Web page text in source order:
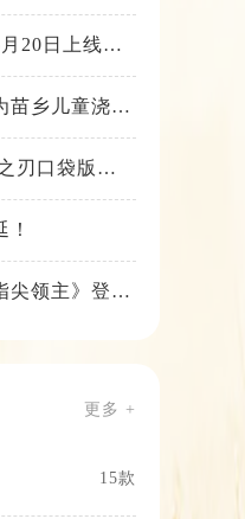
20日上线，
苗乡儿童浇筑
刃口袋版》
尖领主》登峰
更多 +
15款